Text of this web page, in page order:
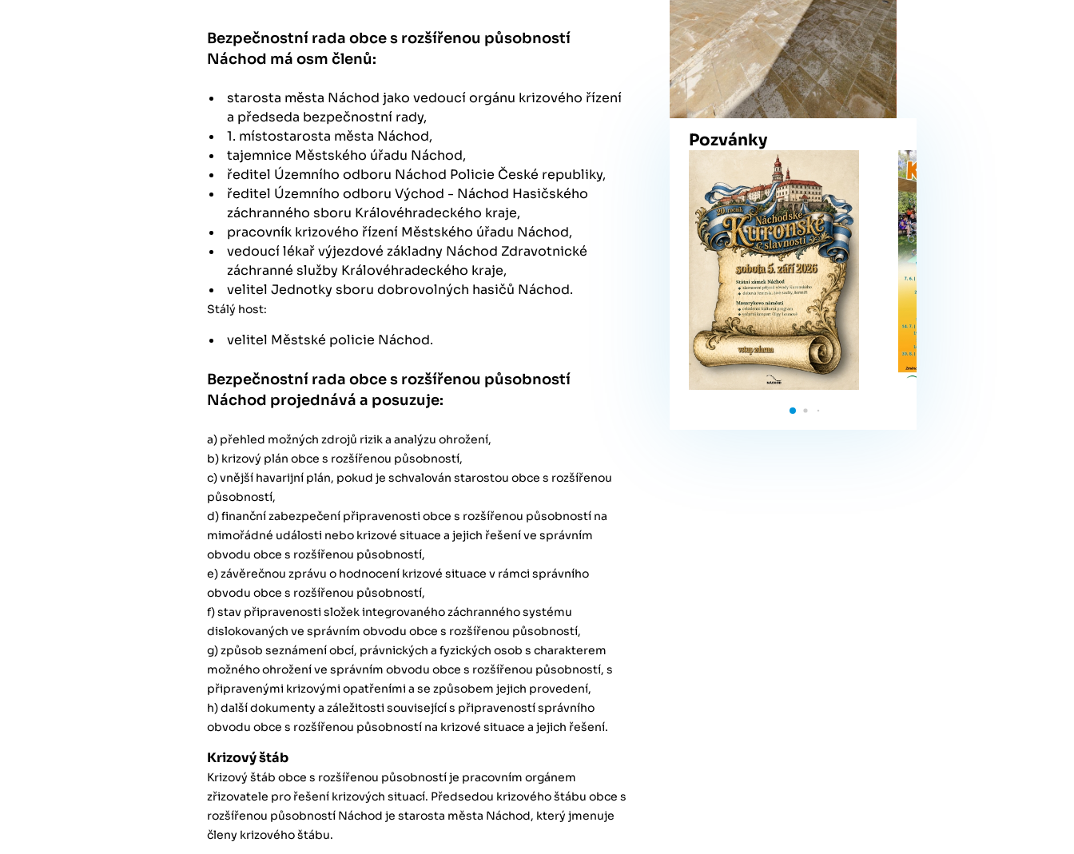
Bezpečnostní rada obce s rozšířenou působností
Náchod má osm členů:
starosta města Náchod jako vedoucí orgánu krizového řízení
a předseda bezpečnostní rady,
1. místostarosta města Náchod,
tajemnice Městského úřadu Náchod,
ředitel Územního odboru Náchod Policie České republiky,
ředitel Územního odboru Východ - Náchod Hasičského
záchranného sboru Královéhradeckého kraje,
pracovník krizového řízení Městského úřadu Náchod,
vedoucí lékař výjezdové základny Náchod Zdravotnické
záchranné služby Královéhradeckého kraje,
velitel Jednotky sboru dobrovolných hasičů Náchod.
Stálý host:
velitel Městské policie Náchod.
Bezpečnostní rada obce s rozšířenou působností
Náchod projednává a posuzuje:
a) přehled možných zdrojů rizik a analýzu ohrožení,
b) krizový plán obce s rozšířenou působností,
c) vnější havarijní plán, pokud je schvalován starostou obce s rozšířenou
působností,
d) finanční zabezpečení připravenosti obce s rozšířenou působností na
mimořádné události nebo krizové situace a jejich řešení ve správním
obvodu obce s rozšířenou působností,
e) závěrečnou zprávu o hodnocení krizové situace v rámci správního
obvodu obce s rozšířenou působností,
f) stav připravenosti složek integrovaného záchranného systému
dislokovaných ve správním obvodu obce s rozšířenou působností,
g) způsob seznámení obcí, právnických a fyzických osob s charakterem
možného ohrožení ve správním obvodu obce s rozšířenou působností, s
připravenými krizovými opatřeními a se způsobem jejich provedení,
h) další dokumenty a záležitosti související s připraveností správního
obvodu obce s rozšířenou působností na krizové situace a jejich řešení.
Krizový štáb
Krizový štáb obce s rozšířenou působností je pracovním orgánem
zřizovatele pro řešení krizových situací. Předsedou krizového štábu obce s
rozšířenou působností Náchod je starosta města Náchod, který jmenuje
členy krizového štábu.
Pozvánky